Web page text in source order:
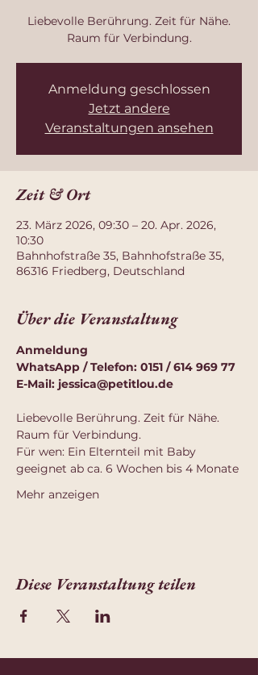
Liebevolle Berührung. Zeit für Nähe.
Raum für Verbindung.
Anmeldung geschlossen
Jetzt andere
Veranstaltungen ansehen
Zeit & Ort
23. März 2026, 09:30 – 20. Apr. 2026,
10:30
Bahnhofstraße 35, Bahnhofstraße 35,
86316 Friedberg, Deutschland
Über die Veranstaltung
Anmeldung
WhatsApp / Telefon: 0151 / 614 969 77
E-Mail: jessica@petitlou.de
Liebevolle Berührung. Zeit für Nähe.
Raum für Verbindung.
Für wen: Ein Elternteil mit Baby
geeignet ab ca. 6 Wochen bis 4 Monate
Mehr anzeigen
Diese Veranstaltung teilen